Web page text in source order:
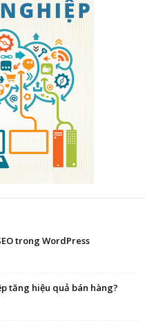
trong WordPress
tăng hiệu quả bán hàng?